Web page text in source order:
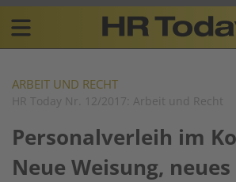
Skip
content
Plattform
für
Resources
navigation
DE
ARBEIT UND RECHT
HR Today Nr. 12/2017: Arbeit und Recht
Personalverleih im
Neue Weisung, neues